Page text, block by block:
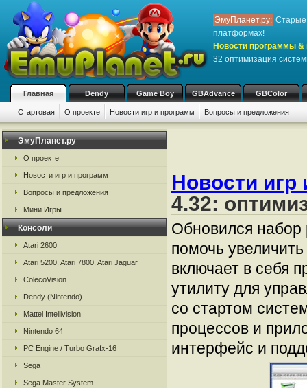
ЭмуПланет.ру: Старые
платформах!
Новости программы &
32 оптимизация
Главная Dendy Game Boy GBAdvance GBColor
Стартовая О проекте Новости игр и программ Вопросы и предложения
ЭмуПланет.ру
О проекте
Новости игр и программ
Вопросы и предложения
Мини Игры
Консоли
Atari 2600
Atari 5200, Atari 7800, Atari Jaguar
ColecoVision
Dendy (Nintendo)
Mattel Intellivision
Nintendo 64
PC Engine / Turbo Grafx-16
Sega
Sega Master System
Новости игр
4.32:
Обновился набор
помочь
включает в себя
утилиту для
со стартом
процессов и
интерфейс и